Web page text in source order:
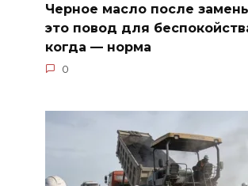
Черное масло после
это повод для
когда — норма
0